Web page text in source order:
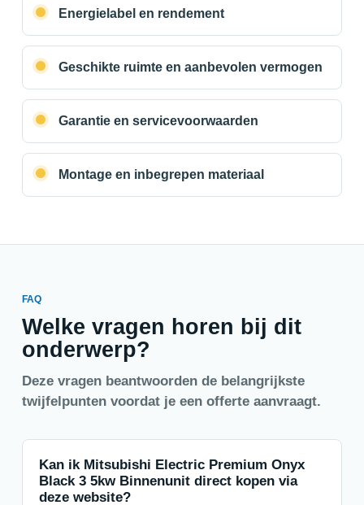
Energielabel en rendement
Geschikte ruimte en aanbevolen vermogen
Garantie en servicevoorwaarden
Montage en inbegrepen materiaal
FAQ
Welke vragen horen bij dit
onderwerp?
Deze vragen beantwoorden de belangrijkste
twijfelpunten voordat je een offerte aanvraagt.
Kan ik Mitsubishi Electric Premium Onyx
Black 3 5kw Binnenunit direct kopen via
deze website?